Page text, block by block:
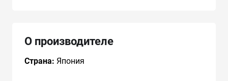
О производителе
Страна: Япония